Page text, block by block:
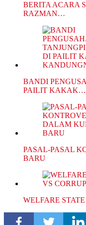
BERITA ACARA
RAZMAN…
BANDI
PAILIT KAKAK…
PASAL-PASAL
BARU
WELFARE